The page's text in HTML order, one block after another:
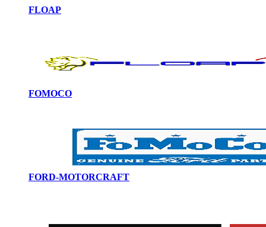
FLOAP
FOMOCO
FORD-MOTORCRAFT